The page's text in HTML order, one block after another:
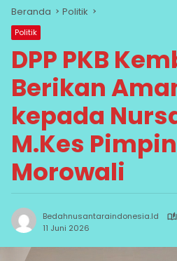
Beranda Politik
Politik
DPP PKB
Berikan
kepada
M.Kes
Morowali
Bedahnusantaraindonesia.id
11 Juni 2026